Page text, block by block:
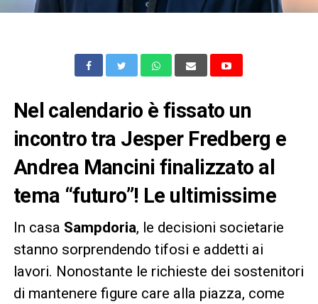
Nel calendario è fissato un
incontro tra Jesper Fredberg e
Andrea Mancini finalizzato al
tema “futuro”! Le ultimissime
In casa Sampdoria, le decisioni societarie
stanno sorprendendo tifosi e addetti ai
lavori. Nonostante le richieste dei sostenitori
di mantenere figure care alla piazza, come